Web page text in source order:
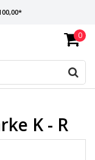
AM SELBEN TAG 0
K - R